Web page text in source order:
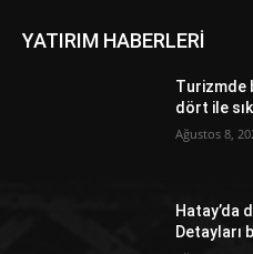
YATIRIM HABERLERİ
Turizmde
dört ile
Ağustos 8,
Hatay’da
Detayları